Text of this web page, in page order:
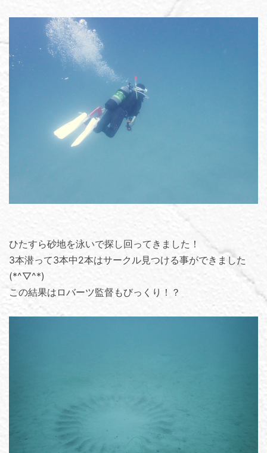
ひたすら砂地を泳いで探し回ってきました！
3本潜って3本中2本はサークル見つける事ができました
(*^▽^*)
この結果はロバーツ監督もびっくり！？